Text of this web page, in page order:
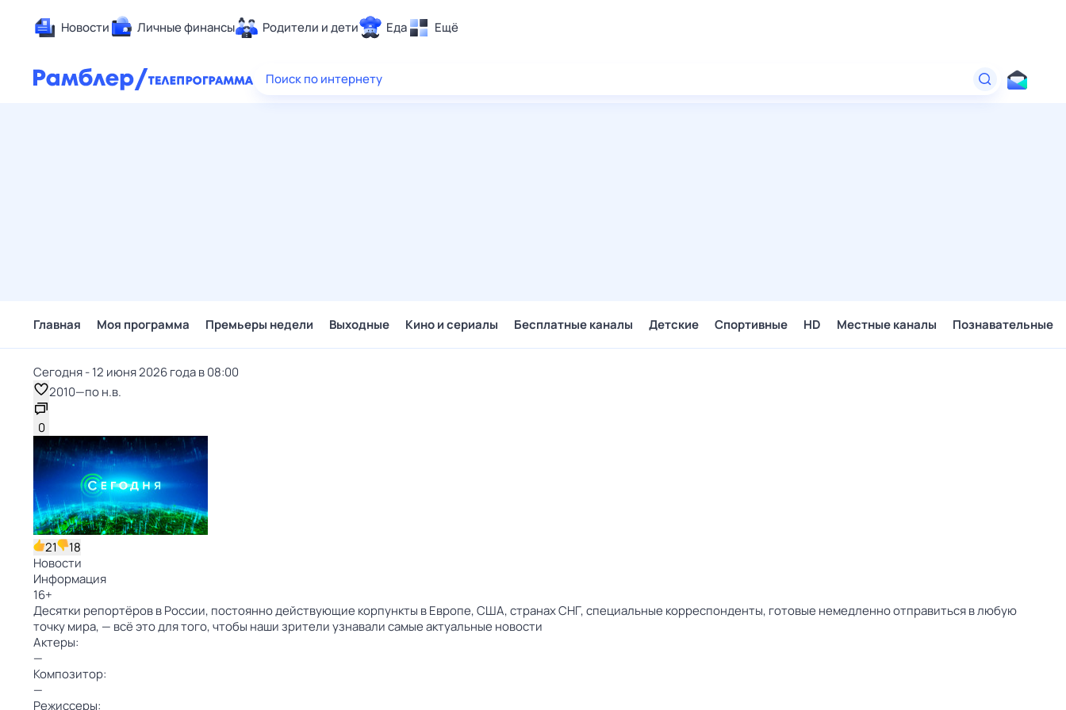
Новости Личные финансы Родители и дети Еда Ещё
Здоровье
Поиск по интернету
Главная Моя программа Премьеры недели Выходные Кино и сериалы Бесплатные каналы Детские Спортивные HD Местные каналы Познавательные
Сегодня - 12 июня 2026 года в 08:00
2010—по н.в.
0
21
18
Новости
Информация
16+
Десятки репортёров в России, постоянно действующие корпункты в Европе, США, странах СНГ, специальные корреспонденты, готовые немедленно отправиться в любую
точку мира, — всё это для того, чтобы наши зрители узнавали самые актуальные новости
Актеры:
—
Композитор:
—
Режиссеры: